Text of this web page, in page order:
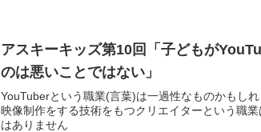
アスキーキッズ第10回「子どもが
のは悪いことではない」
YouTuberという職業(言葉)は一過性なものかもしれ
映像制作をする技術をもつクリエイターという職
はありません